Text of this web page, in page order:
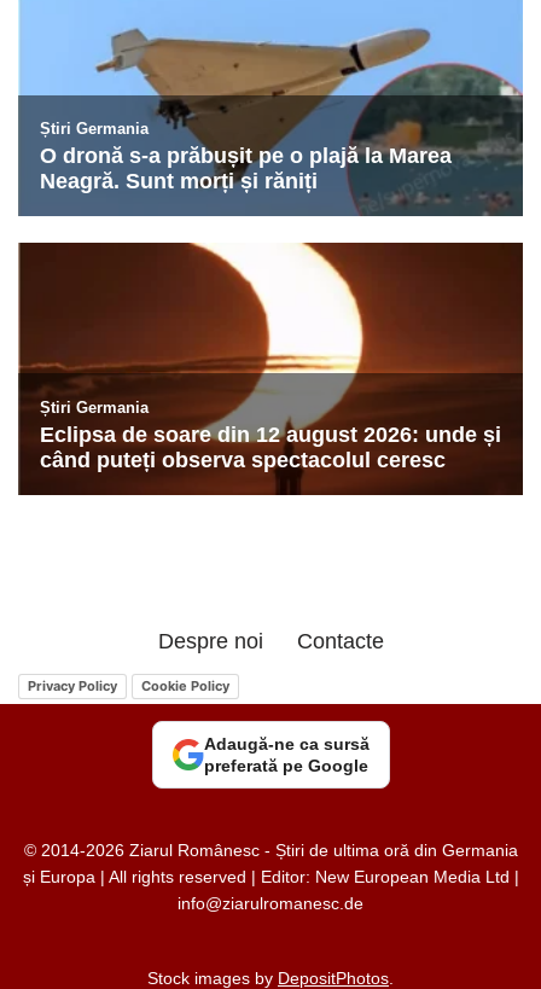
Despre noi Contacte
Privacy Policy Cookie Policy
Adaugă-ne ca sursă
preferată pe Google
© 2014-2026 Ziarul Românesc - Știri de ultima oră din Germania
și Europa | All rights reserved | Editor: New European Media Ltd |
info@ziarulromanesc.de
Stock images by DepositPhotos.